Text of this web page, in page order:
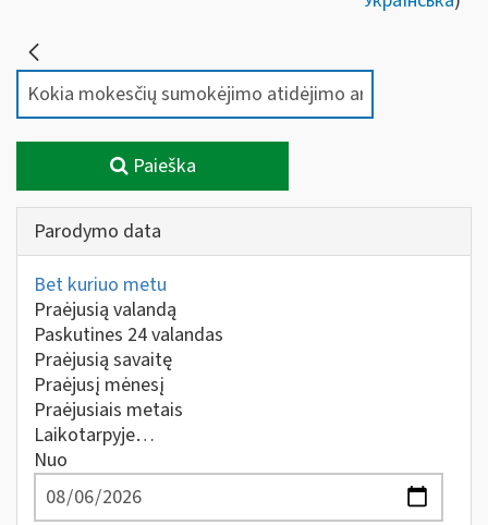
Paieška
Parodymo data
Bet kuriuo metu
Praėjusią valandą
Paskutines 24 valandas
Praėjusią savaitę
Praėjusį mėnesį
Praėjusiais metais
Laikotarpyje…
Nuo